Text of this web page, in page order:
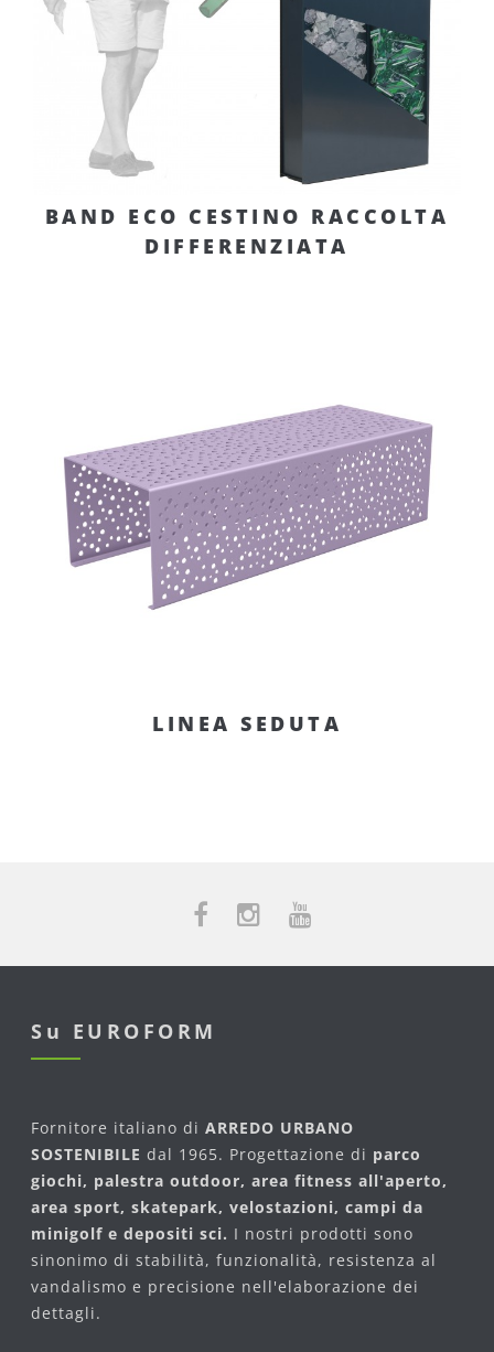
BAND ECO CESTINO RACCOLTA
DIFFERENZIATA
LINEA SEDUTA
Su EUROFORM
Fornitore italiano di ARREDO URBANO
SOSTENIBILE dal 1965. Progettazione di parco
giochi, palestra outdoor, area fitness all'aperto,
area sport, skatepark, velostazioni, campi da
minigolf e depositi sci. I nostri prodotti sono
sinonimo di stabilità, funzionalità, resistenza al
vandalismo e precisione nell'elaborazione dei
dettagli.